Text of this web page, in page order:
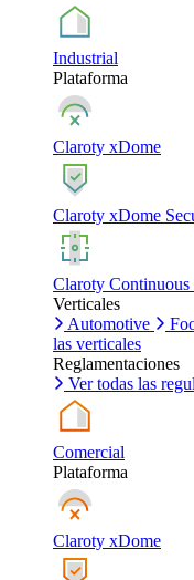
Industrial
Plataforma
Claroty xDome
Claroty xDome
Claroty
Verticales
Automotive
las verticales
Reglamentaciones
Ver todas las
Comercial
Plataforma
Claroty xDome